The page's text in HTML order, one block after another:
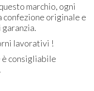
marchio, ogni
originale e
lavorativi !
è consigliabile